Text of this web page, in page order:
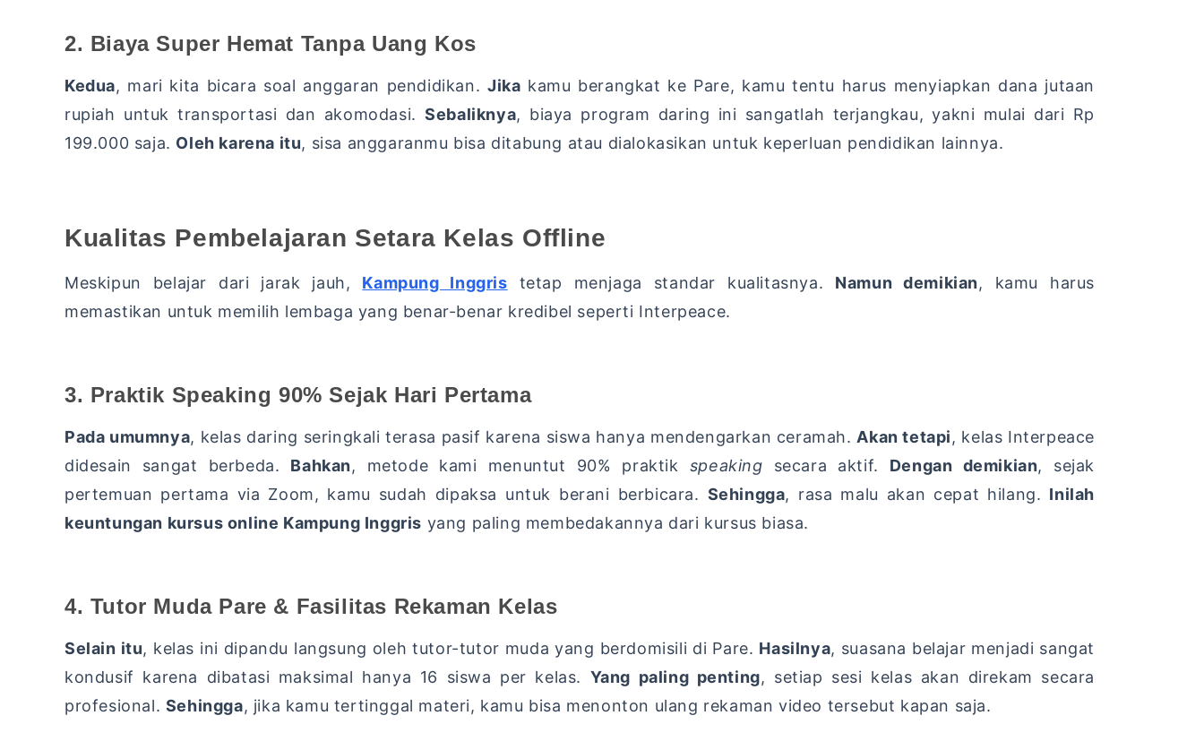
2. Biaya Super Hemat Tanpa Uang Kos
Kedua, mari kita bicara soal anggaran pendidikan. Jika kamu berangkat ke Pare, kamu tentu harus menyiapkan dana jutaan
rupiah untuk transportasi dan akomodasi. Sebaliknya, biaya program daring ini sangatlah terjangkau, yakni mulai dari Rp
199.000 saja. Oleh karena itu, sisa anggaranmu bisa ditabung atau dialokasikan untuk keperluan pendidikan lainnya.
Kualitas Pembelajaran Setara Kelas Offline
Meskipun belajar dari jarak jauh, Kampung Inggris tetap menjaga standar kualitasnya. Namun demikian, kamu harus
memastikan untuk memilih lembaga yang benar-benar kredibel seperti Interpeace.
3. Praktik Speaking 90% Sejak Hari Pertama
Pada umumnya, kelas daring seringkali terasa pasif karena siswa hanya mendengarkan ceramah. Akan tetapi, kelas Interpeace
didesain sangat berbeda.
Bahkan, metode kami menuntut 90% praktik speaking secara aktif. Dengan demikian, sejak
pertemuan pertama via Zoom, kamu sudah dipaksa untuk berani berbicara. Sehingga, rasa malu akan cepat hilang. Inilah
keuntungan kursus online Kampung Inggris yang paling membedakannya dari kursus biasa.
4. Tutor Muda Pare & Fasilitas Rekaman Kelas
Selain itu, kelas ini dipandu langsung oleh tutor-tutor muda yang berdomisili di Pare. Hasilnya, suasana belajar menjadi sangat
kondusif karena dibatasi maksimal hanya 16 siswa per kelas. Yang paling penting, setiap sesi kelas akan direkam secara
profesional. Sehingga, jika kamu tertinggal materi, kamu bisa menonton ulang rekaman video tersebut kapan saja.